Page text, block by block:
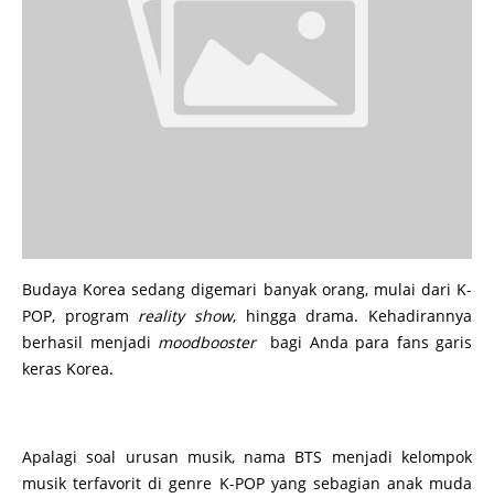
Budaya Korea sedang digemari banyak orang, mulai dari K-
POP, program reality show, hingga drama. Kehadirannya
berhasil menjadi moodboosterbagi Anda para fans garis
keras Korea.
Apalagi soal urusan musik, nama BTS menjadi kelompok
musik terfavorit di genre K-POP yang sebagian anak muda